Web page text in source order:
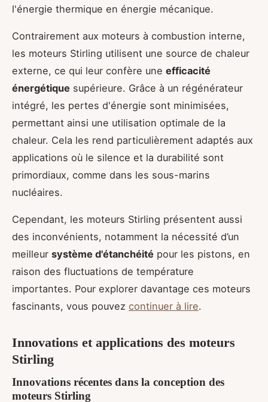
l'énergie thermique en énergie mécanique.
Contrairement aux moteurs à combustion interne,
les moteurs Stirling utilisent une source de chaleur
externe, ce qui leur confère une efficacité
énergétique supérieure. Grâce à un régénérateur
intégré, les pertes d'énergie sont minimisées,
permettant ainsi une utilisation optimale de la
chaleur. Cela les rend particulièrement adaptés aux
applications où le silence et la durabilité sont
primordiaux, comme dans les sous-marins
nucléaires.
Cependant, les moteurs Stirling présentent aussi
des inconvénients, notamment la nécessité d’un
meilleur système d'étanchéité pour les pistons, en
raison des fluctuations de température
importantes. Pour explorer davantage ces moteurs
fascinants, vous pouvez continuer à lire.
Innovations et applications des moteurs
Stirling
Innovations récentes dans la conception des
moteurs Stirling